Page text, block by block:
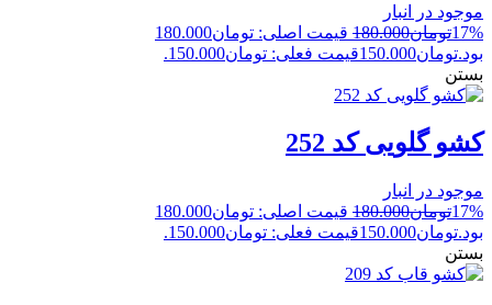
موجود در انبار
17%تومان180.000
قیمت اصلی: تومان180.000
بود.تومان150.000قیمت فعلی: تومان150.000.
بستن
کشو گلویی کد 252
موجود در انبار
17%تومان180.000
قیمت اصلی: تومان180.000
بود.تومان150.000قیمت فعلی: تومان150.000.
بستن